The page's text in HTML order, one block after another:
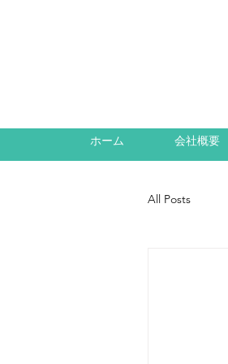
ホーム 会社概要
All Posts